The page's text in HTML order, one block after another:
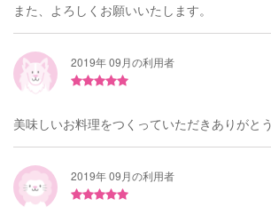
また、よろしくお願いいたします。
2019年 09月の利用者
美味しいお料理をつくっていただきありがと
2019年 09月の利用者